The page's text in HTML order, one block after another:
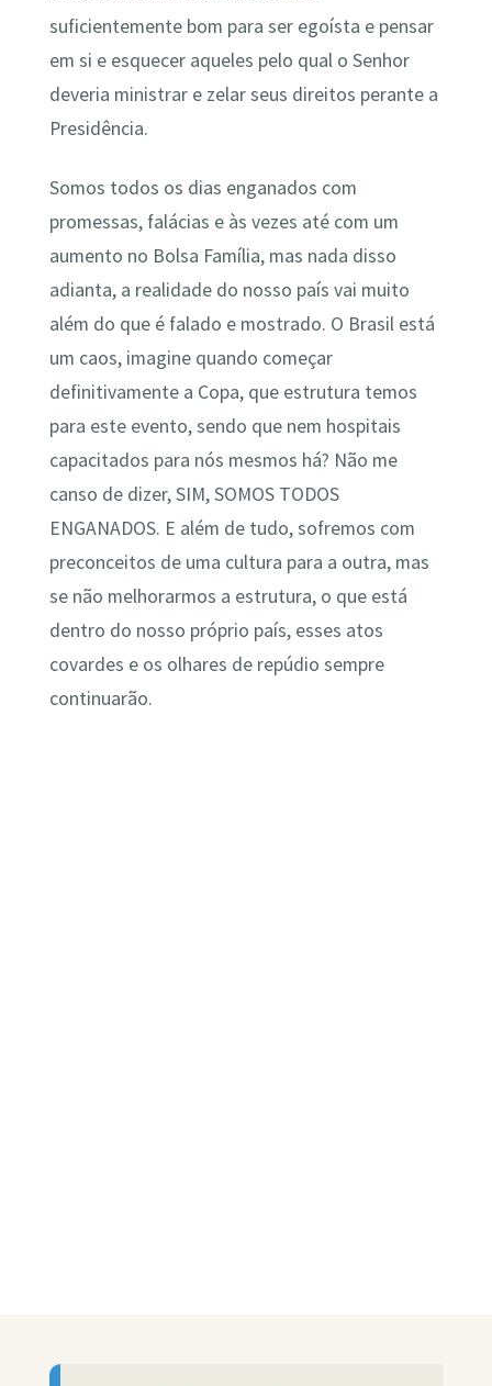
suficientemente bom para ser egoísta e pensar
em si e esquecer aqueles pelo qual o Senhor
deveria ministrar e zelar seus direitos perante a
Presidência.
Somos todos os dias enganados com
promessas, falácias e às vezes até com um
aumento no Bolsa Família, mas nada disso
adianta, a realidade do nosso país vai muito
além do que é falado e mostrado. O Brasil está
um caos, imagine quando começar
definitivamente a Copa, que estrutura temos
para este evento, sendo que nem hospitais
capacitados para nós mesmos há? Não me
canso de dizer, SIM, SOMOS TODOS
ENGANADOS. E além de tudo, sofremos com
preconceitos de uma cultura para a outra, mas
se não melhorarmos a estrutura, o que está
dentro do nosso próprio país, esses atos
covardes e os olhares de repúdio sempre
continuarão.